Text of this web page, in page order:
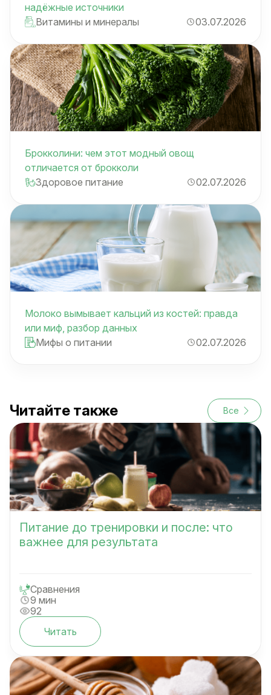
надёжные источники
Витамины и минералы
03.07.2026
Брокколини: чем этот модный овощ
отличается от брокколи
Здоровое питание
02.07.2026
Молоко вымывает кальций из костей: правда
или миф, разбор данных
Мифы о питании
02.07.2026
Читайте также Все
Питание до тренировки и после: что
важнее для результата
Сравнения
9 мин
92
Читать